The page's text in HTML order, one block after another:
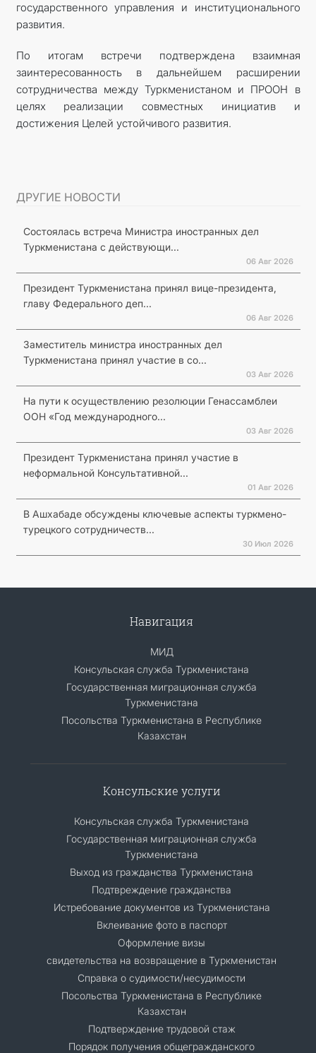
государственного управления и институционального
развития.
По итогам встречи подтверждена взаимная
заинтересованность в дальнейшем расширении
сотрудничества между Туркменистаном и ПРООН в
целях реализации совместных инициатив и
достижения Целей устойчивого развития.
ДРУГИЕ НОВОСТИ
Состоялась встреча Министра иностранных дел
Туркменистана с действующи...
06 Авг 2026
Президент Туркменистана принял вице-президента,
главу Федерального деп...
06 Авг 2026
Заместитель министра иностранных дел
Туркменистана принял участие в со...
03 Авг 2026
На пути к осуществлению резолюции Генассамблеи
ООН «Год международного...
03 Авг 2026
Президент Туркменистана принял участие в
неформальной Консультативной...
01 Авг 2026
В Ашхабаде обсуждены ключевые аспекты туркмено-
турецкого сотрудничеств...
30 Июл 2026
Навигация
МИД
Консульская служба Туркменистана
Государственная миграционная служба
Туркменистана
Посольства Туркменистана в Республике
Казахстан
Консульские услуги
Консульская служба Туркменистана
Государственная миграционная служба
Туркменистана
Выход из гражданства Туркменистана
Подтвреждение гражданства
Истребование документов из Туркменистана
Вклеивание фото в паспорт
Оформление визы
свидетельства на возвращение в Туркменистан
Справка о судимости/несудимости
Посольства Туркменистана в Республике
Казахстан
Подтверждение трудовой стаж
Порядок получения общегражданского